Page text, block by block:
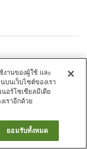
ลี้ยง
Daichosou
งานของผู้ใช้ และ
นเว็บไซต์ของเรา
อร์โซเชียลมีเดีย
เราอีกด้วย
ยอมรับทั้งหมด